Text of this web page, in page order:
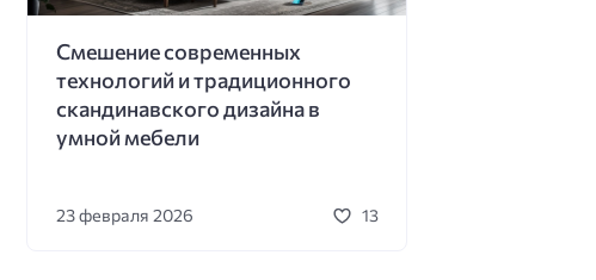
Смешение современных
технологий и традиционного
скандинавского дизайна в
умной мебели
23 февраля 2026 13